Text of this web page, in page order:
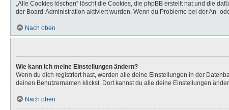
„Alle Cookies löschen“ löscht die Cookies, die phpBB erstellt hat und die
der Board-Administration aktiviert wurden. Wenn du Probleme bei der An-
Nach oben
Wie kann ich meine Einstellungen ändern?
Wenn du dich registriert hast, werden alle deine Einstellungen in der
deinen Benutzernamen klickst. Dort kannst du alle deine Einstellungen
Nach oben